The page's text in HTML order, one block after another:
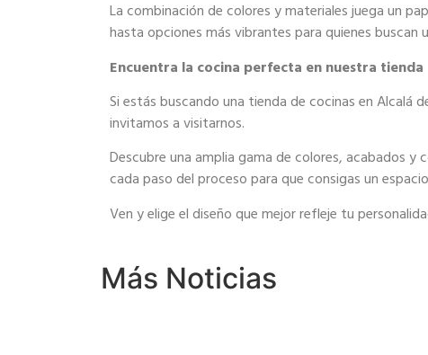
La combinación de colores y materiales juega un
hasta opciones más vibrantes para quienes buscan
Encuentra la cocina perfecta en nuestra tienda
Si estás buscando una tienda de cocinas en Alcalá
invitamos a visitarnos.
Descubre una amplia gama de colores, acabados y
cada paso del proceso para que consigas un
Ven y elige el diseño que mejor refleje tu
Más Noticias